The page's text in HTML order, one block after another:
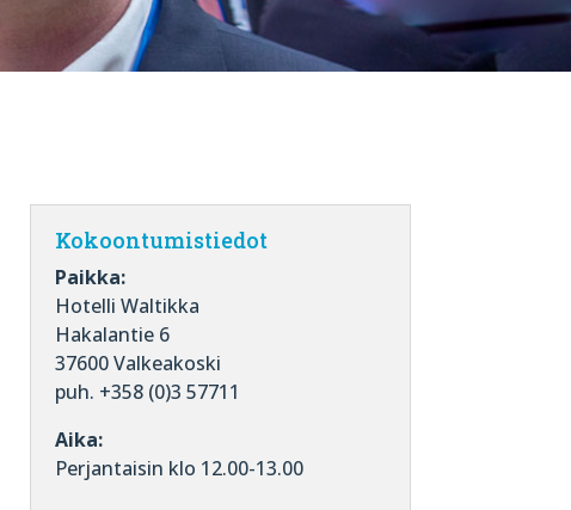
Kokoontumistiedot
Paikka:
Hotelli Waltikka
Hakalantie 6
37600 Valkeakoski
puh. +358 (0)3 57711
Aika:
Perjantaisin klo 12.00-13.00